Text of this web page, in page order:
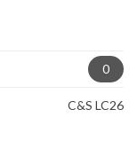
0
C&S LC26